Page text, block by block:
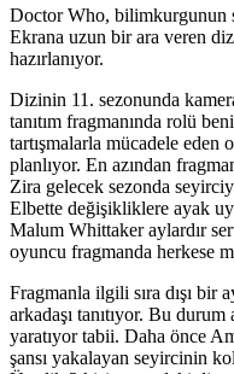
Doctor Who, bilimkurgunun
Ekrana uzun bir ara veren
hazırlanıyor.
Dizinin 11. sezonunda
tanıtım fragmanında rolü
tartışmalarla mücadele
planlıyor. En azından
Zira gelecek sezonda
Elbette değişikliklere ayak
Malum Whittaker aylardır
oyuncu fragmanda herkese
Fragmanla ilgili sıra dışı bir
arkadaşı tanıtıyor. Bu
yaratıyor tabii. Daha önce
şansı yakalayan seyircinin